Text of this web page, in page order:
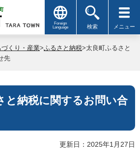
Foreign
Language
検索 メニュー
づくり・産業>ふるさと納税>太良町ふるさと
先
と納税に関するお問い合
更新日：2025年1月27日